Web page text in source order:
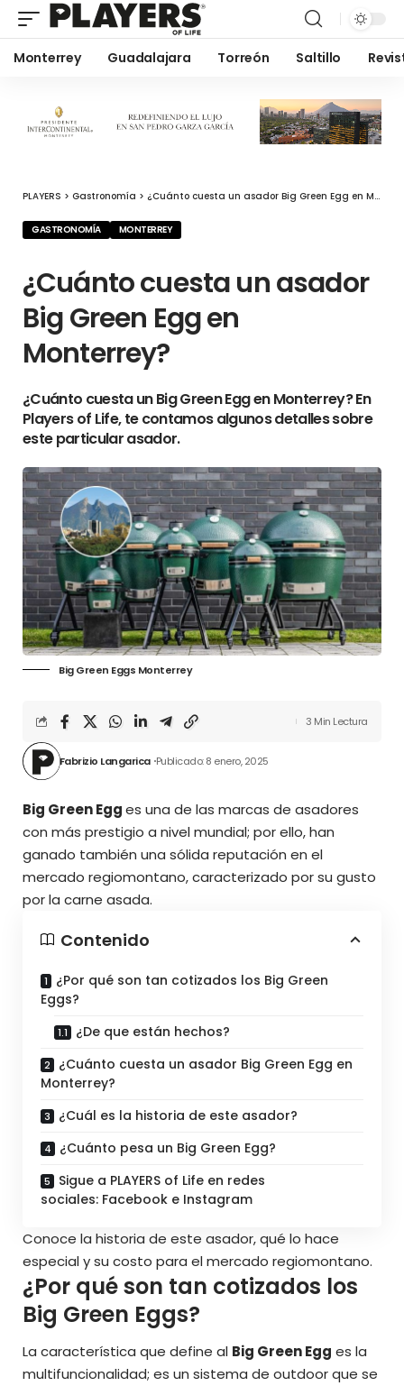
Monterrey Guadalajara Torreón Saltillo
PLAYERS > Gastronomía > ¿Cuánto cuesta un asador Big Green Egg en Monterrey?
GASTRONOMÍA MONTERREY
¿Cuánto cuesta un asador
Big Green Egg en
Monterrey?
¿Cuánto cuesta un Big Green Egg en Monterrey? En
Players of Life, te contamos algunos detalles sobre
este particular asador.
Big Green Eggs Monterrey
Fabrizio Langarica Publicado: 8 enero, 2025
3 Min Lectura
Big Green Egges una de las marcas de asadores
con más prestigio a nivel mundial; por ello, han
ganado también una sólida reputación en el
mercado regiomontano, caracterizado por su gusto
por la carne asada.
Contenido
¿Por qué son tan cotizados los Big Green
Eggs?
¿De que están hechos?
¿Cuánto cuesta un asador Big Green Egg en
Monterrey?
¿Cuál es la historia de este asador?
¿Cuánto pesa un Big Green Egg?
Sigue a PLAYERS of Life en redes
sociales: Facebook e Instagram
Conoce la historia de este asador, qué lo hace
especial y su costo para el mercado regiomontano.
¿Por qué son tan cotizados los
Big Green Eggs?
La característica que define al Big Green Egg es la
multifuncionalidad; es un sistema de outdoor que se